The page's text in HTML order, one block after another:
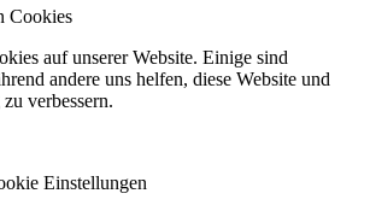
Cookies
auf unserer Website. Einige sind
andere uns helfen, diese Website und
verbessern.
Einstellungen